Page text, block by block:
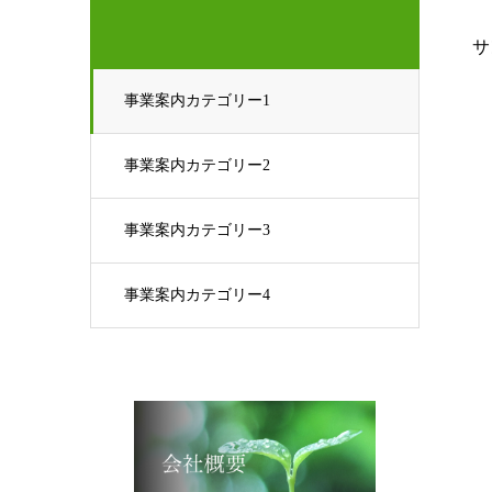
事業案内カテゴリー1
事業案内カテゴリー2
事業案内カテゴリー3
事業案内カテゴリー4